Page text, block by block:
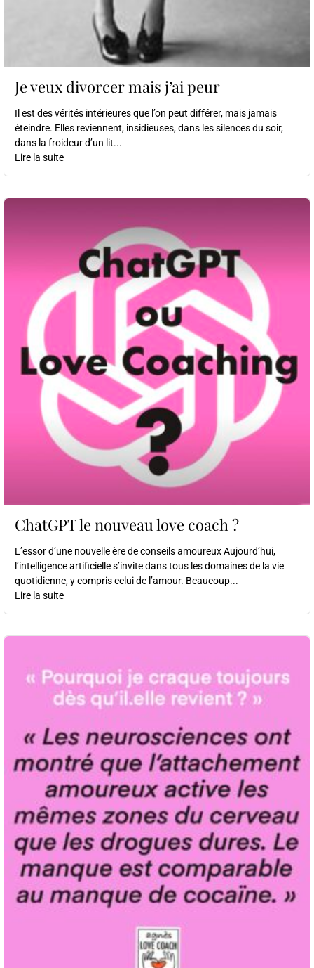
Je veux divorcer mais j’ai peur
Il est des vérités intérieures que l’on peut différer, mais jamais
éteindre. Elles reviennent, insidieuses, dans les silences du soir,
dans la froideur d’un lit...
Lire la suite
ChatGPT le nouveau love coach ?
L’essor d’une nouvelle ère de conseils amoureux Aujourd’hui,
l’intelligence artificielle s’invite dans tous les domaines de la vie
quotidienne, y compris celui de l’amour. Beaucoup...
Lire la suite